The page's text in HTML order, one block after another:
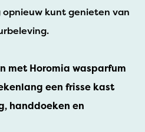
kunt genieten van
met Horomia wasparfum
een frisse kast
handdoeken en